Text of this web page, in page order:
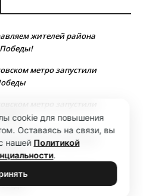
жителей района
метро запустили
метро запустили
метро запустили
метро запустили
cookie для повышения
Оставаясь на связи, вы
нашей Политикой
.